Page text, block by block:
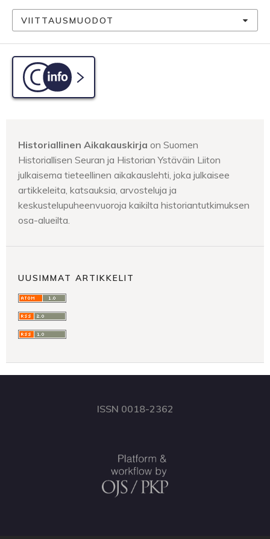
VIITTAUSMUODOT
C-info
Historiallinen Aikakauskirja on Suomen
Historiallisen Seuran ja Historian Ystäväin Liiton
julkaisema tieteellinen aikakauslehti, joka julkaisee
artikkeleita, katsauksia, arvosteluja ja
keskustelupuheenvuoroja kaikilta historiantutkimuksen
osa-alueilta.
UUSIMMAT ARTIKKELIT
ISSN 0018-2362